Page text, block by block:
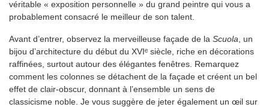
véritable « exposition personnelle » du grand peintre qui vous a
probablement consacré le meilleur de son talent.
Avant d’entrer, observez la merveilleuse façade de la Scuola , un
bijou d’architecture du début du XVIᵉ siècle, riche en décorations
raffinées, surtout autour des élégantes fenêtres. Remarquez
comment les colonnes se détachent de la façade et créent un bel
effet de clair-obscur, donnant à l’ensemble un sens de
classicisme noble. Je vous suggère de jeter également un œil sur